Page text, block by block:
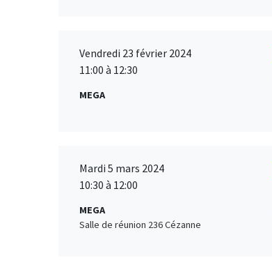
Vendredi 23 février 2024
11:00 à 12:30
MEGA
Mardi 5 mars 2024
10:30 à 12:00
MEGA
Salle de réunion 236 Cézanne